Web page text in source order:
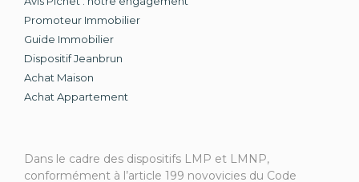
Promoteur Immobilier
Guide Immobilier
Dispositif Jeanbrun
Achat Maison
Achat Appartement
Dans le cadre des dispositifs LMP et LMNP,
conformément à l’article 199 novovicies du Code